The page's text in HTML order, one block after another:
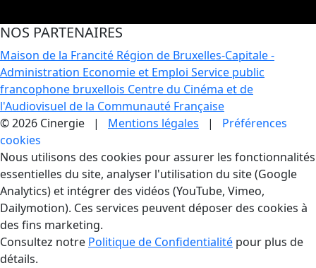
NOS PARTENAIRES
Maison de la Francité Région de Bruxelles-Capitale -
Administration Economie et Emploi Service public
francophone bruxellois Centre du Cinéma et de
l'Audiovisuel de la Communauté Française
© 2026 Cinergie | Mentions légales | Préférences
cookies
Gestion des Cookies
Nous utilisons des cookies pour assurer les fonctionnalités
essentielles du site, analyser l'utilisation du site (Google
Analytics) et intégrer des vidéos (YouTube, Vimeo,
Dailymotion). Ces services peuvent déposer des cookies à
des fins marketing.
Consultez notre Politique de Confidentialité pour plus de
détails.